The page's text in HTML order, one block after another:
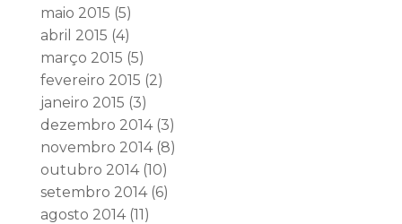
maio 2015 (5)
abril 2015 (4)
março 2015 (5)
fevereiro 2015 (2)
janeiro 2015 (3)
dezembro 2014(3)
novembro 2014(8)
outubro 2014(10)
setembro 2014(6)
agosto 2014(11)